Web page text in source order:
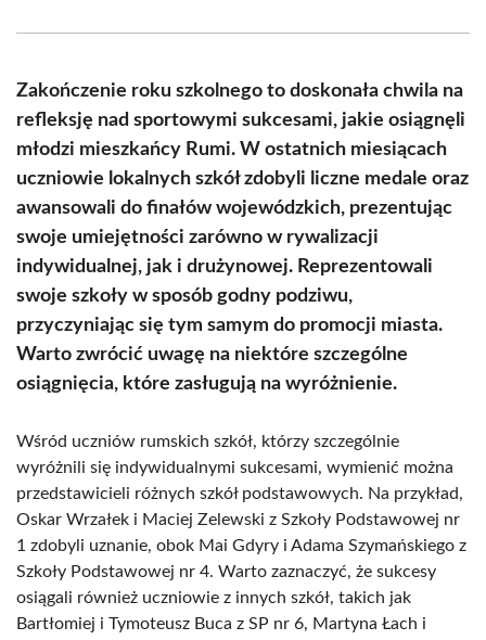
(Twitter)
Zakończenie roku szkolnego to doskonała chwila na
refleksję nad sportowymi sukcesami, jakie osiągnęli
młodzi mieszkańcy Rumi. W ostatnich miesiącach
uczniowie lokalnych szkół zdobyli liczne medale oraz
awansowali do finałów wojewódzkich, prezentując
swoje umiejętności zarówno w rywalizacji
indywidualnej, jak i drużynowej. Reprezentowali
swoje szkoły w sposób godny podziwu,
przyczyniając się tym samym do promocji miasta.
Warto zwrócić uwagę na niektóre szczególne
osiągnięcia, które zasługują na wyróżnienie.
Wśród uczniów rumskich szkół, którzy szczególnie
wyróżnili się indywidualnymi sukcesami, wymienić można
przedstawicieli różnych szkół podstawowych. Na przykład,
Oskar Wrzałek i Maciej Zelewski z Szkoły Podstawowej nr
1 zdobyli uznanie, obok Mai Gdyry i Adama Szymańskiego z
Szkoły Podstawowej nr 4. Warto zaznaczyć, że sukcesy
osiągali również uczniowie z innych szkół, takich jak
Bartłomiej i Tymoteusz Buca z SP nr 6, Martyna Łach i